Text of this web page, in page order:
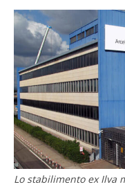
Lo stabilimento ex Ilva